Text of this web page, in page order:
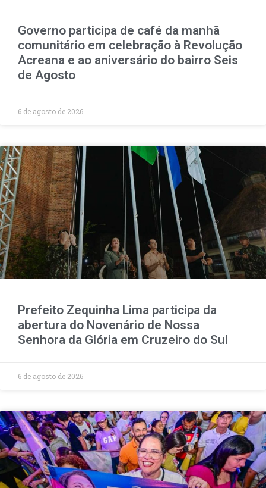
Governo participa de café da manhã
comunitário em celebração à Revolução
Acreana e ao aniversário do bairro Seis
de Agosto
6 de agosto de 2026
Prefeito Zequinha Lima participa da
abertura do Novenário de Nossa
Senhora da Glória em Cruzeiro do Sul
6 de agosto de 2026